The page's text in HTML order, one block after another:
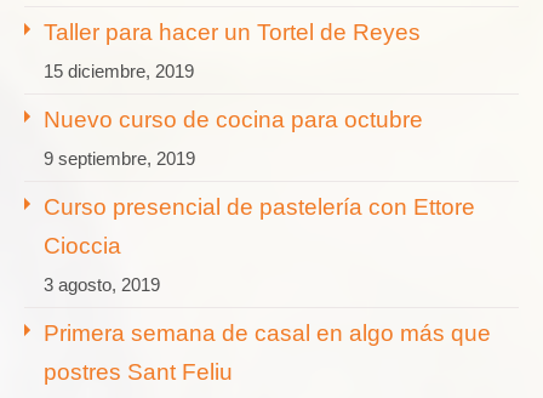
Taller para hacer un Tortel de Reyes
15 diciembre, 2019
Nuevo curso de cocina para octubre
9 septiembre, 2019
Curso presencial de pastelería con Ettore
Cioccia
3 agosto, 2019
Primera semana de casal en algo más que
postres Sant Feliu